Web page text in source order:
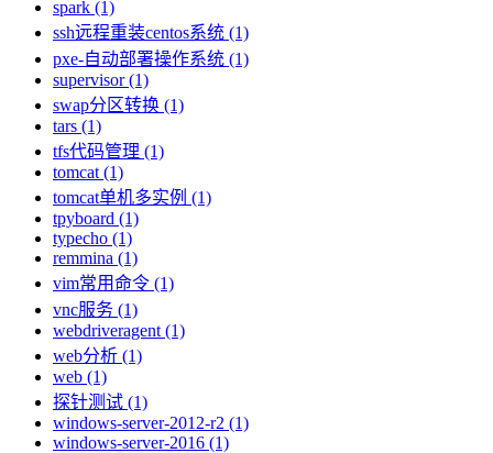
spark (1)
ssh远程重装centos系统 (1)
pxe-自动部署操作系统 (1)
supervisor (1)
swap分区转换 (1)
tars (1)
tfs代码管理 (1)
tomcat (1)
tomcat单机多实例 (1)
tpyboard (1)
typecho (1)
remmina (1)
vim常用命令 (1)
vnc服务 (1)
webdriveragent (1)
web分析 (1)
web (1)
探针测试 (1)
windows-server-2012-r2 (1)
windows-server-2016 (1)